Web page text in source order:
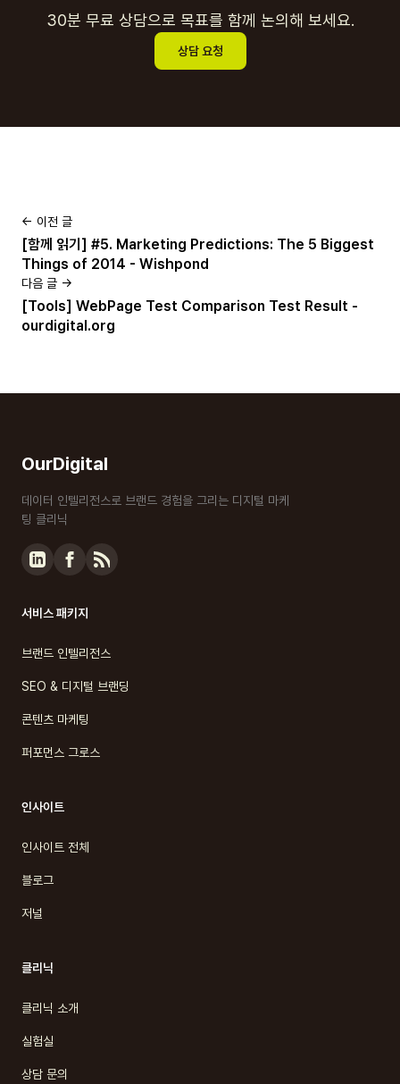
30분 무료 상담으로 목표를 함께 논의해 보세요.
상담 요청
← 이전 글
[함께 읽기] #5. Marketing Predictions: The 5 Biggest
Things of 2014 - Wishpond
다음 글 →
[Tools] WebPage Test Comparison Test Result -
ourdigital.org
OurDigital
데이터 인텔리전스로 브랜드 경험을 그리는 디지털 마케
팅 클리닉
서비스 패키지
브랜드 인텔리전스
SEO & 디지털 브랜딩
콘텐츠 마케팅
퍼포먼스 그로스
인사이트
인사이트 전체
블로그
저널
클리닉
클리닉 소개
실험실
상담 문의